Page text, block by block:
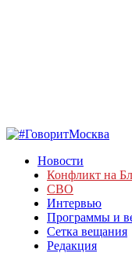
Новости
Конфликт на
СВО
Интервью
Программы и
Сетка вещания
Редакция